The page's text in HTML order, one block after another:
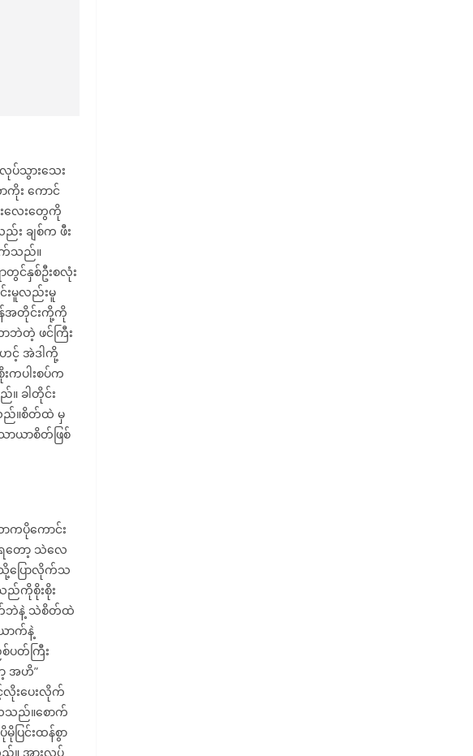
ပ်သွားသေး
ကိုး ကောင်
လေးတွေကို
ချစ်က ဖီး
က်သည်။
င်နှစ်ဦးစလုံး
းမူလည်းမူ
န်အတိုင်းကို့ကို
ာဘဲတဲ့ ဖင်ကြီး
င့် အဲဒါကို့
ကပါးစပ်က
ခါတိုင်း
ည်။စိတ်ထဲ မှ
ယာစိတ်ဖြစ်
ကပိုကောင်း
တော့ သဲလေ
ြောလိုက်သ
ည်ကိုစိုးစိုး
တ်ဘဲနဲ့ သဲစိတ်ထဲ
ာက်နဲ့
ပတ်ကြီး
အဟိ”
င့်လိုးပေးလိုက်
သည်။စောက်
ြင်းထန်စွာ
။ အားလပ်